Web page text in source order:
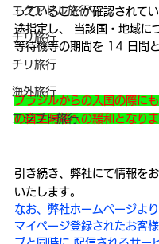
エクアドル旅行
チリ旅行
チリ旅行
海外旅行
エジプト旅行
っていることが確認されて
途指定し、 当該国・地域に
等待機等の期間を 14 日間と
ブラジルからの入国の際に
の自主隔離への緩和となりま
引き続き、弊社にて情報を
いたします。
なお、弊社ホームページより
マイページ登録されたお客